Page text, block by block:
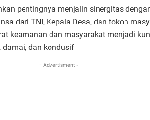
pentingnya menjalin sinergitas
dari TNI, Kepala Desa, dan tokoh
keamanan dan masyarakat menjadi
damai, dan kondusif.
- Advertisment -